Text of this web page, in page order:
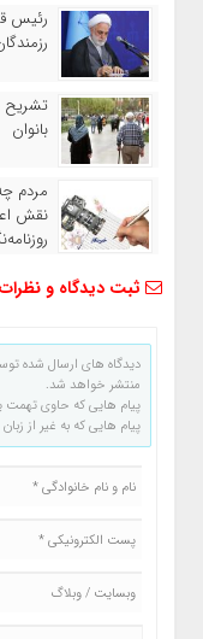
رئیس
تشریح
بانوان
مردم
نقش
ثبت دیدگاه و نظرات
دیدگاه های ارسال شده
منتشر خواهد شد.
پیام هایی که حاوی تهمت
پیام هایی که به غیر از